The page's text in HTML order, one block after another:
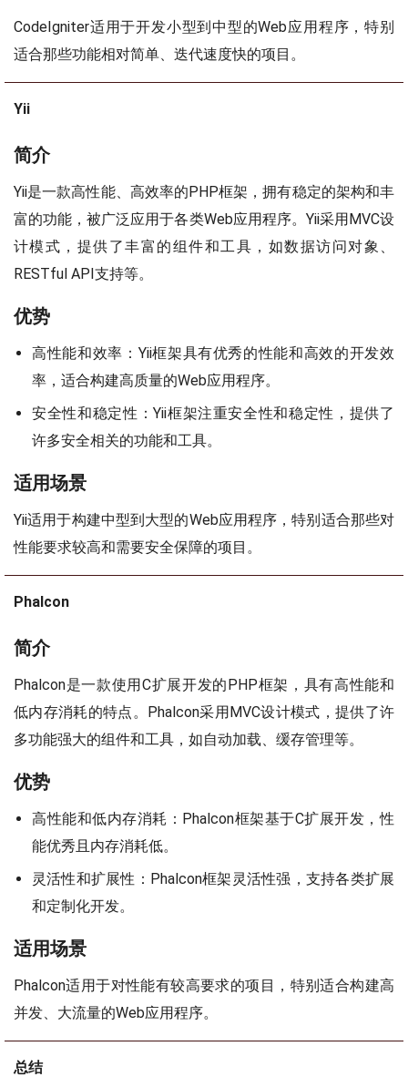
CodeIgniter适用于开发小型到中型的Web应用程序，特别
适合那些功能相对简单、迭代速度快的项目。
Yii
简介
Yii是一款高性能、高效率的PHP框架，拥有稳定的架构和丰
富的功能，被广泛应用于各类Web应用程序。Yii采用MVC设
计模式，提供了丰富的组件和工具，如数据访问对象、
RESTful API支持等。
优势
高性能和效率：Yii框架具有优秀的性能和高效的开发效
率，适合构建高质量的Web应用程序。
安全性和稳定性：Yii框架注重安全性和稳定性，提供了
许多安全相关的功能和工具。
适用场景
Yii适用于构建中型到大型的Web应用程序，特别适合那些对
性能要求较高和需要安全保障的项目。
Phalcon
简介
Phalcon是一款使用C扩展开发的PHP框架，具有高性能和
低内存消耗的特点。Phalcon采用MVC设计模式，提供了许
多功能强大的组件和工具，如自动加载、缓存管理等。
优势
高性能和低内存消耗：Phalcon框架基于C扩展开发，性
能优秀且内存消耗低。
灵活性和扩展性：Phalcon框架灵活性强，支持各类扩展
和定制化开发。
适用场景
Phalcon适用于对性能有较高要求的项目，特别适合构建高
并发、大流量的Web应用程序。
总结